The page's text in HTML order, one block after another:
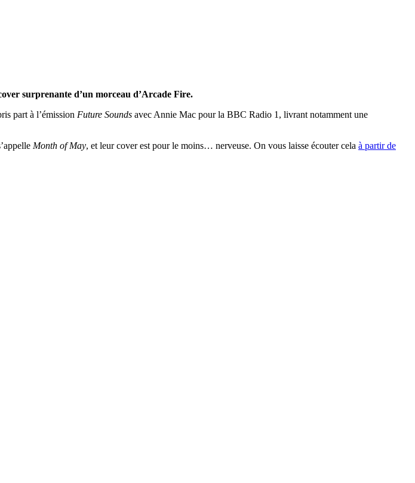
surprenante d’un morceau d’Arcade Fire.
part à l’émission Future Sounds avec Annie Mac pour la BBC Radio 1, livrant notamment une
Month of May, et leur cover est pour le moins… nerveuse. On vous laisse écouter cela à partir de